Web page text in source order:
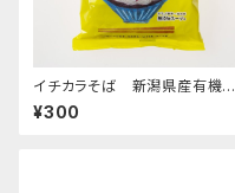
イチカラそば 新潟県産有機そ
ば全粒粉使用！！ゆで時間2分
半！！
¥300